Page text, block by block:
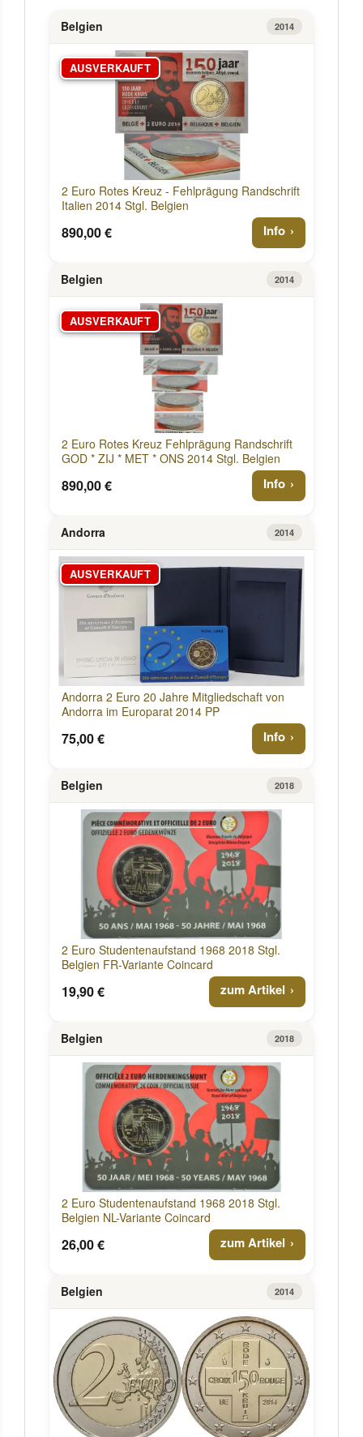
Belgien 2014
AUSVERKAUFT
2 Euro Rotes Kreuz - Fehlprägung Randschrift
Italien 2014 Stgl. Belgien
890,00 € Info
Belgien 2014
AUSVERKAUFT
2 Euro Rotes Kreuz Fehlprägung Randschrift
GOD * ZIJ * MET * ONS 2014 Stgl. Belgien
890,00 € Info
Andorra 2014
AUSVERKAUFT
Andorra 2 Euro 20 Jahre Mitgliedschaft von
Andorra im Europarat 2014 PP
75,00 € Info
Belgien 2018
2 Euro Studentenaufstand 1968 2018 Stgl.
Belgien FR-Variante Coincard
19,90 € zum Artikel
Belgien 2018
2 Euro Studentenaufstand 1968 2018 Stgl.
Belgien NL-Variante Coincard
26,00 € zum Artikel
Belgien 2014